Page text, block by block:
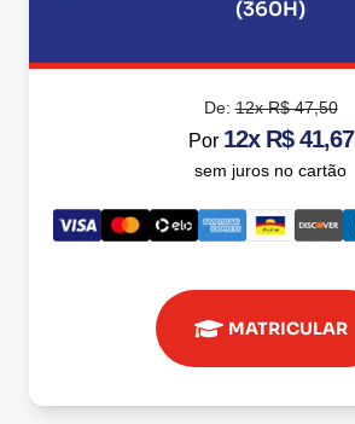
(360H)
De:12x R$ 47,50
Por 12x R$ 41,67
sem juros no cartão
MATRICULAR